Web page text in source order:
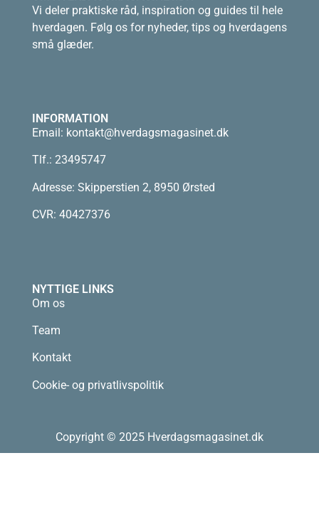
Vi deler praktiske råd, inspiration og guides til hele
hverdagen. Følg os for nyheder, tips og hverdagens
små glæder.
INFORMATION
Email: kontakt@hverdagsmagasinet.dk
Tlf.: 23495747
Adresse: Skipperstien 2, 8950 Ørsted
CVR: 40427376
NYTTIGE LINKS
Om os
Team
Kontakt
Cookie- og privatlivspolitik
Copyright © 2025 Hverdagsmagasinet.dk